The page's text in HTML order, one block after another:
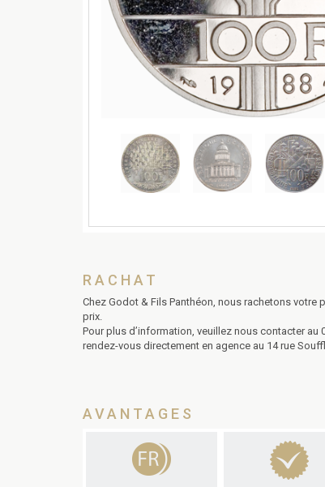
RACHAT
Chez Godot & Fils Panthéon, nous rachetons votre
prix.
Pour plus d’information, veuillez nous contacter au
rendez-vous directement en agence au 14 rue
AVANTAGES